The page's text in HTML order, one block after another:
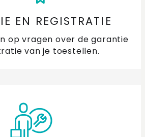
EN REGISTRATIE
op vragen over de garantie
van je toestellen.